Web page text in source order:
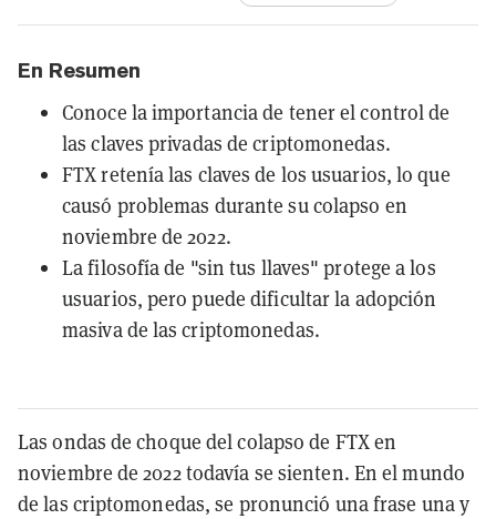
En Resumen
Conoce la importancia de tener el control de
las claves privadas de criptomonedas.
FTX retenía las claves de los usuarios, lo que
causó problemas durante su colapso en
noviembre de 2022.
La filosofía de "sin tus llaves" protege a los
usuarios, pero puede dificultar la adopción
masiva de las criptomonedas.
Las ondas de choque del colapso de FTX en
noviembre de 2022 todavía se sienten. En el mundo
de las criptomonedas, se pronunció una frase una y